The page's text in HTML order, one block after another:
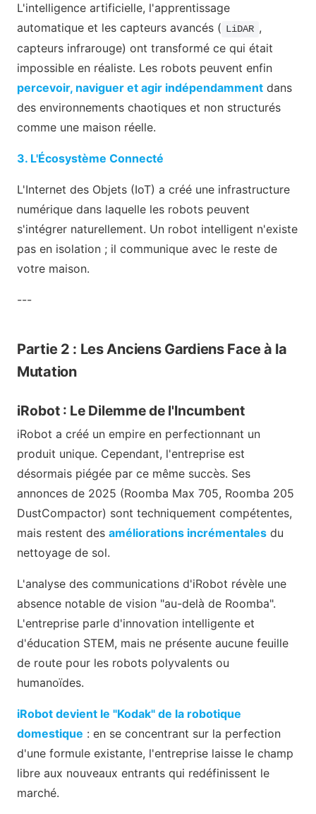
L'intelligence artificielle, l'apprentissage
automatique et les capteurs avancés ( LiDAR ,
capteurs infrarouge) ont transformé ce qui était
impossible en réaliste. Les robots peuvent enfin
percevoir, naviguer et agir indépendamment dans
des environnements chaotiques et non structurés
comme une maison réelle.
3. L'Écosystème Connecté
L'Internet des Objets (IoT) a créé une infrastructure
numérique dans laquelle les robots peuvent
s'intégrer naturellement. Un robot intelligent n'existe
pas en isolation ; il communique avec le reste de
votre maison.
---
Partie 2 : Les Anciens Gardiens Face à la
Mutation
iRobot : Le Dilemme de l'Incumbent
iRobot a créé un empire en perfectionnant un
produit unique. Cependant, l'entreprise est
désormais piégée par ce même succès. Ses
annonces de 2025 (Roomba Max 705, Roomba 205
DustCompactor) sont techniquement compétentes,
mais restent des améliorations incrémentales du
nettoyage de sol.
L'analyse des communications d'iRobot révèle une
absence notable de vision "au-delà de Roomba".
L'entreprise parle d'innovation intelligente et
d'éducation STEM, mais ne présente aucune feuille
de route pour les robots polyvalents ou
humanoïdes.
iRobot devient le "Kodak" de la robotique
domestique : en se concentrant sur la perfection
d'une formule existante, l'entreprise laisse le champ
libre aux nouveaux entrants qui redéfinissent le
marché.